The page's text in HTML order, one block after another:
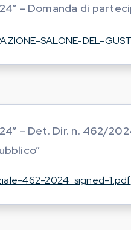
– Domanda di
SALONE-DEL-
– Det. Dir. n. 462/
462-2024_signed-1.pdf